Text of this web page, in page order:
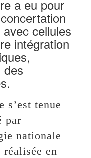
a eu pour
cellules
intégration
s’est tenue
par
nationale
en